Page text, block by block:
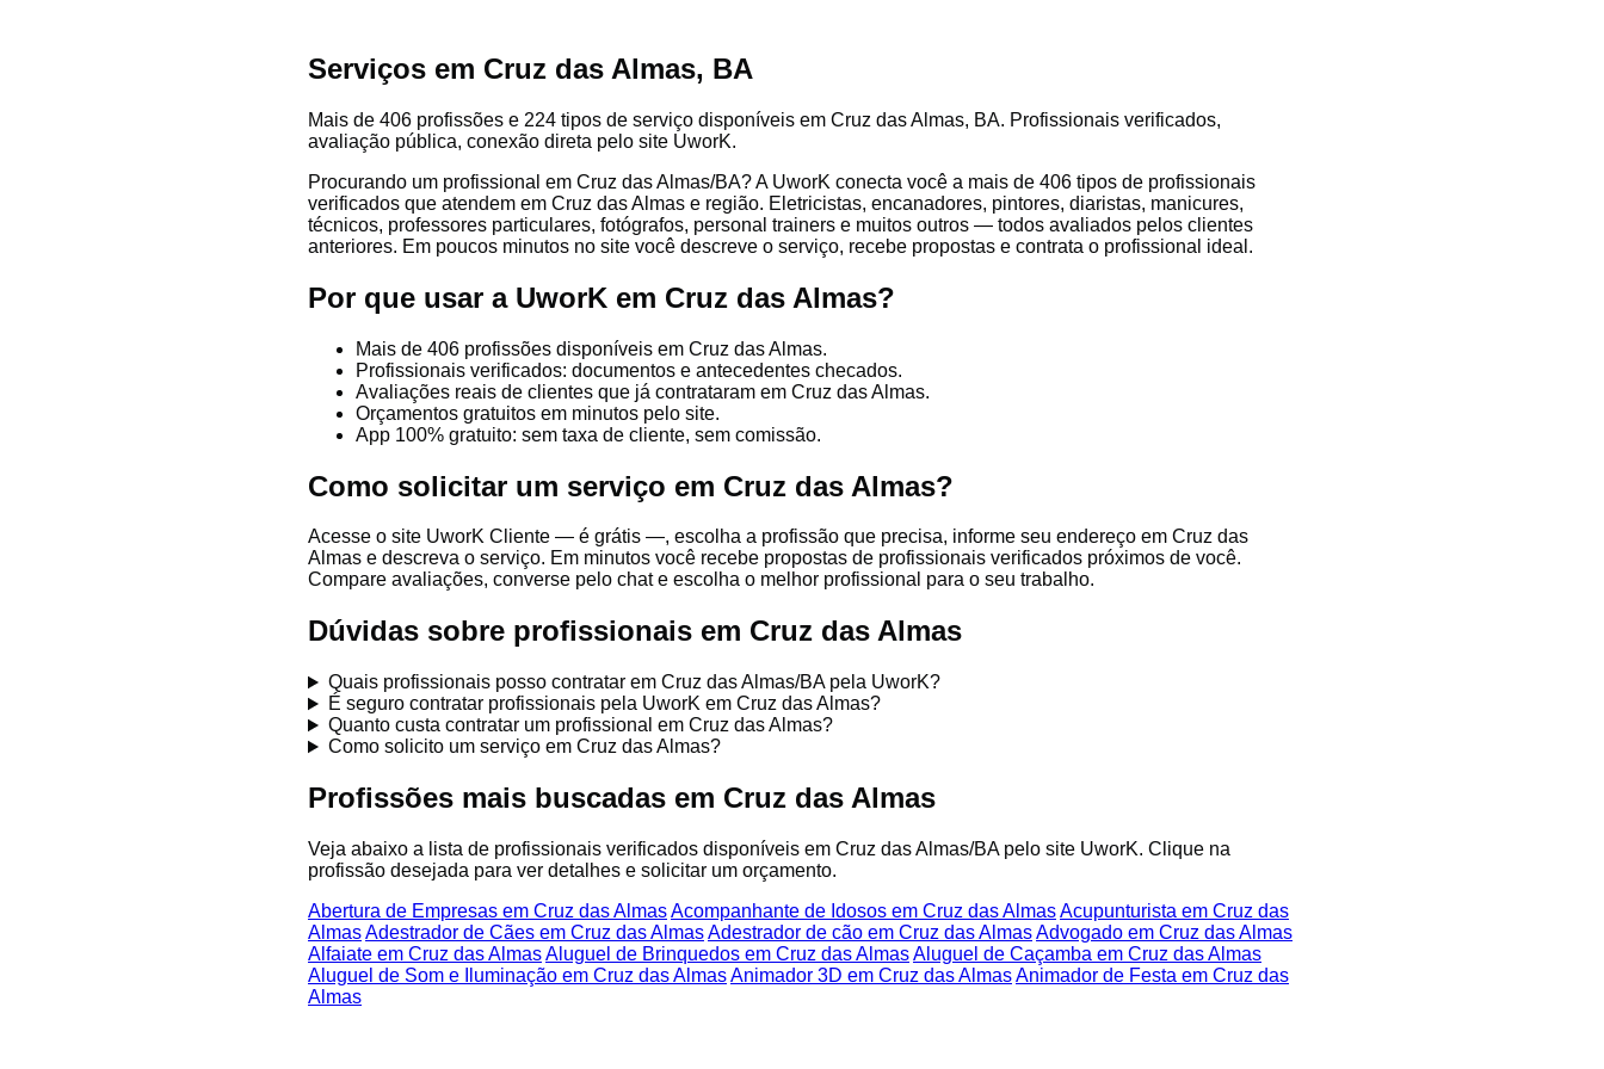
Serviços em Cruz das Almas, BA
Mais de 406 profissões e 224 tipos de serviço disponíveis em Cruz das Almas, BA. Profissionais verificados,
avaliação pública, conexão direta pelo site UworK.
Procurando um profissional em Cruz das Almas/BA? A UworK conecta você a mais de 406 tipos de profissionais
verificados que atendem em Cruz das Almas e região. Eletricistas, encanadores, pintores, diaristas, manicures,
técnicos, professores particulares, fotógrafos, personal trainers e muitos outros — todos avaliados pelos clientes
anteriores. Em poucos minutos no site você descreve o serviço, recebe propostas e contrata o profissional ideal.
Por que usar a UworK em Cruz das Almas?
Mais de 406 profissões disponíveis em Cruz das Almas.
Profissionais verificados: documentos e antecedentes checados.
Avaliações reais de clientes que já contrataram em Cruz das Almas.
Orçamentos gratuitos em minutos pelo site.
App 100% gratuito: sem taxa de cliente, sem comissão.
Como solicitar um serviço em Cruz das Almas?
Acesse o site UworK Cliente — é grátis —, escolha a profissão que precisa, informe seu endereço em Cruz das
Almas e descreva o serviço. Em minutos você recebe propostas de profissionais verificados próximos de você.
Compare avaliações, converse pelo chat e escolha o melhor profissional para o seu trabalho.
Dúvidas sobre profissionais em Cruz das Almas
Quais profissionais posso contratar em Cruz das Almas/BA pela UworK?
É seguro contratar profissionais pela UworK em Cruz das Almas?
Quanto custa contratar um profissional em Cruz das Almas?
Como solicito um serviço em Cruz das Almas?
Profissões mais buscadas em Cruz das Almas
Veja abaixo a lista de profissionais verificados disponíveis em Cruz das Almas/BA pelo site UworK. Clique na
profissão desejada para ver detalhes e solicitar um orçamento.
Abertura de Empresas em Cruz das AlmasAcompanhante de Idosos em Cruz das AlmasAcupunturista em Cruz das
AlmasAdestrador de Cães em Cruz das AlmasAdestrador de cão em Cruz das AlmasAdvogado em Cruz das Almas
Alfaiate em Cruz das AlmasAluguel de Brinquedos em Cruz das AlmasAluguel de Caçamba em Cruz das Almas
Aluguel de Som e Iluminação em Cruz das AlmasAnimador 3D em Cruz das AlmasAnimador de Festa em Cruz das
Almas